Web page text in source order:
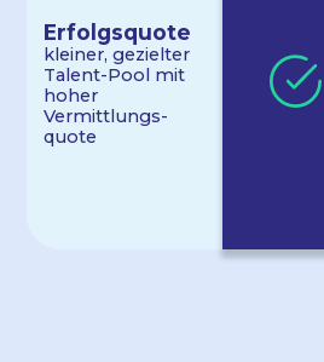
Erfolgs­quote
kleiner, gezielter
Talent-Pool mit
hoher
Vermittlungs­
quote